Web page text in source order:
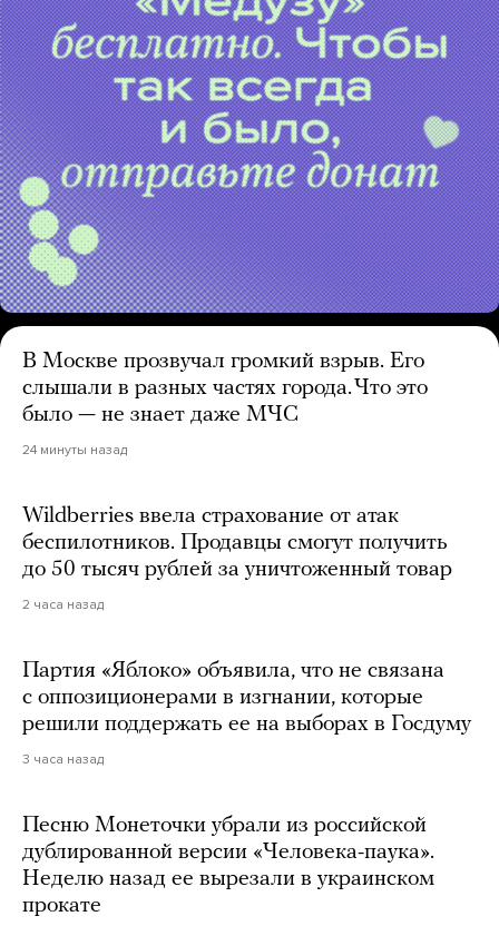
В Москве прозвучал громкий взрыв. Его
слышали в разных частях города. Что это
было — не знает даже МЧС
24 минуты назад
Wildberries ввела страхование от атак
беспилотников. Продавцы смогут получить
до 50 тысяч рублей за уничтоженный товар
2 часа назад
Партия «Яблоко» объявила, что не связана
с оппозиционерами в изгнании, которые
решили поддержать ее на выборах в Госдуму
3 часа назад
Песню Монеточки убрали из российской
дублированной версии «Человека-паука».
Неделю назад ее вырезали в украинском
прокате